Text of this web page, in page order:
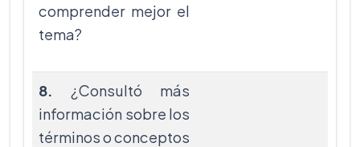
comprender mejor el
tema?
8. ¿Consultó más
información sobre los
términos o conceptos